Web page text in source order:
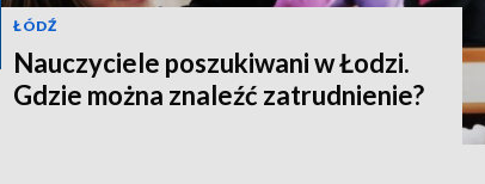
ŁÓDŹ
Nauczyciele poszukiwani w Łodzi.
Gdzie można znaleźć zatrudnienie?